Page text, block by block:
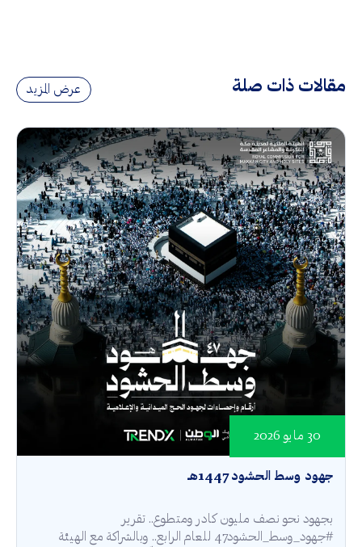
مقالات ذات صلة عرض المزيد
جهود وسط الحشود 1447هـ
30 مايو 2026
بجهود نحو نصف مليون كادر ومتطوع.. تقرير
#جهود_وسط_الحشود47 للعام الرابع.. وبالشراكة مع الهيئة